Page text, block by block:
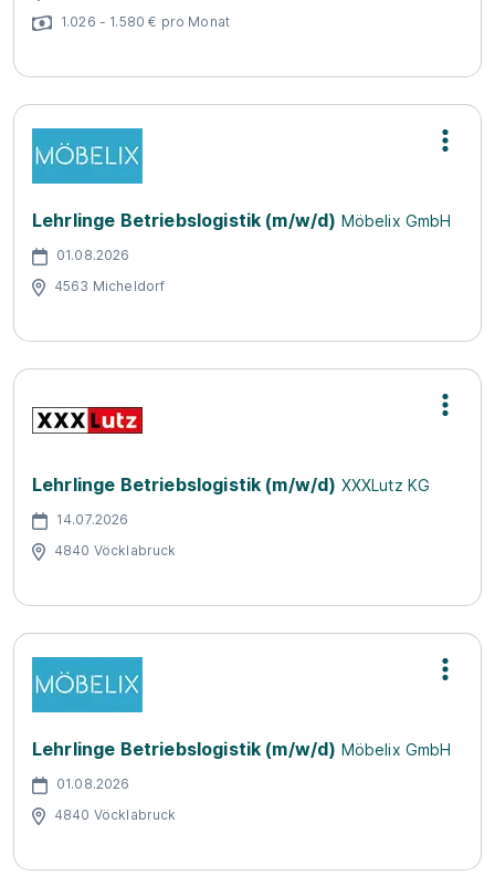
1.026 - 1.580 € pro Monat
Lehrlinge Betriebslogistik (m/w/d) Möbelix GmbH
01.08.2026
4563 Micheldorf
Lehrlinge Betriebslogistik (m/w/d) XXXLutz KG
14.07.2026
4840 Vöcklabruck
Lehrlinge Betriebslogistik (m/w/d) Möbelix GmbH
01.08.2026
4840 Vöcklabruck